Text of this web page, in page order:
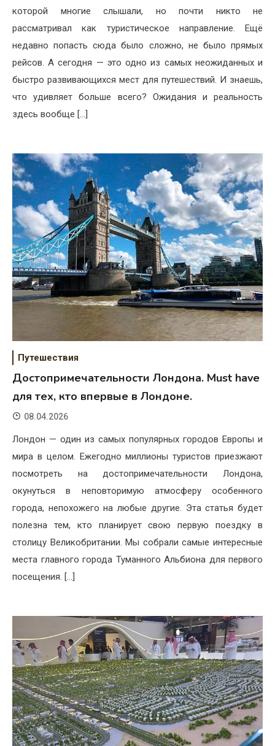
которой многие слышали, но почти никто не
рассматривал как туристическое направление. Ещё
недавно попасть сюда было сложно, не было прямых
рейсов. А сегодня — это одно из самых неожиданных и
быстро развивающихся мест для путешествий. И знаешь,
что удивляет больше всего? Ожидания и реальность
здесь вообще […]
Путешествия
Достопримечательности Лондона. Must have
для тех, кто впервые в Лондоне.
08.04.2026
Лондон — один из самых популярных городов Европы и
мира в целом. Ежегодно миллионы туристов приезжают
посмотреть на достопримечательности Лондона,
окунуться в неповторимую атмосферу особенного
города, непохожего на любые другие. Эта статья будет
полезна тем, кто планирует свою первую поездку в
столицу Великобритании. Мы собрали самые интересные
места главного города Туманного Альбиона для первого
посещения. […]